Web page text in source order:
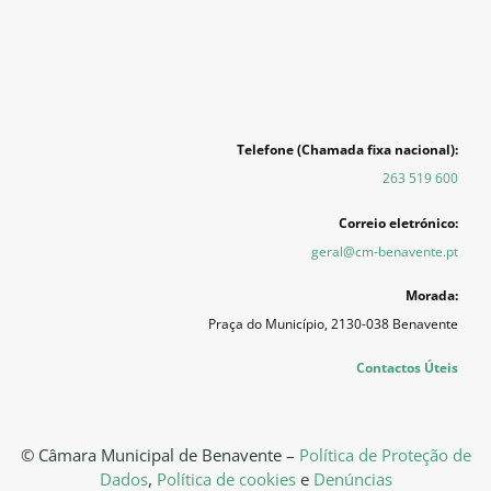
Telefone (Chamada fixa nacional):
263 519 600
Correio eletrónico:
geral@cm-benavente.pt
Morada:
Praça do Município, 2130-038 Benavente
Contactos Úteis
© Câmara Municipal de Benavente – Política de Proteção de
Dados, Política de cookiese Denúncias